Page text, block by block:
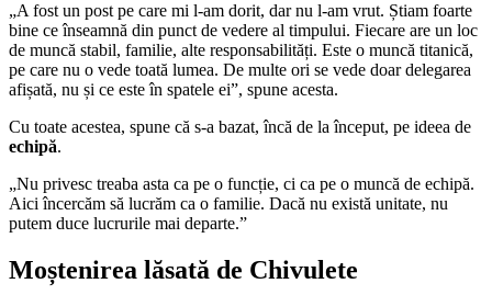
„A fost un post pe care mi l-am dorit, dar nu l-am vrut. Știam foarte
bine ce înseamnă din punct de vedere al timpului. Fiecare are un loc
de muncă stabil, familie, alte responsabilități. Este o muncă titanică,
pe care nu o vede toată lumea. De multe ori se vede doar delegarea
afișată, nu și ce este în spatele ei”, spune acesta.
Cu toate acestea, spune că s-a bazat, încă de la început, pe ideea de
echipă.
„Nu privesc treaba asta ca pe o funcție, ci ca pe o muncă de echipă.
Aici încercăm să lucrăm ca o familie. Dacă nu există unitate, nu
putem duce lucrurile mai departe.”
Moștenirea lăsată de Chivulete